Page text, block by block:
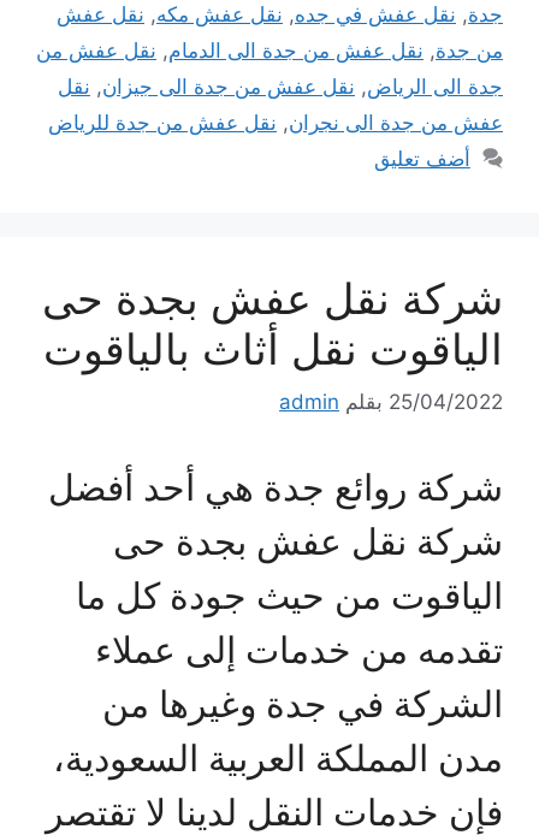
جدة, نقل عفش في جده, نقل عفش مكه, نقل عفش
من جدة, نقل عفش من جدة الى الدمام, نقل عفش من
جدة الى الرياض, نقل عفش من جدة الى جيزان, نقل
عفش من جدة الى نجران, نقل عفش من جدة للرياض
أضف تعليق
شركة نقل عفش بجدة حى
الياقوت نقل أثاث بالياقوت
25/04/2022 بقلم admin
شركة روائع جدة هي أحد أفضل
شركة نقل عفش بجدة حى
الياقوت من حيث جودة كل ما
تقدمه من خدمات إلى عملاء
الشركة في جدة وغيرها من
مدن المملكة العربية السعودية،
فإن خدمات النقل لدينا لا تقتصر